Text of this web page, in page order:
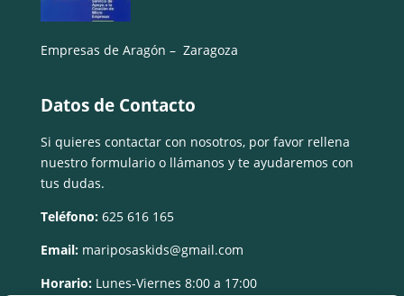
Empresas de Aragón – Zaragoza
Datos de Contacto
Si quieres contactar con nosotros, por favor rellena
nuestro formulario o llámanos y te ayudaremos con
tus dudas.
Teléfono: 625 616 165
Email: mariposaskids@gmail.com
Horario: Lunes-Viernes 8:00 a 17:00